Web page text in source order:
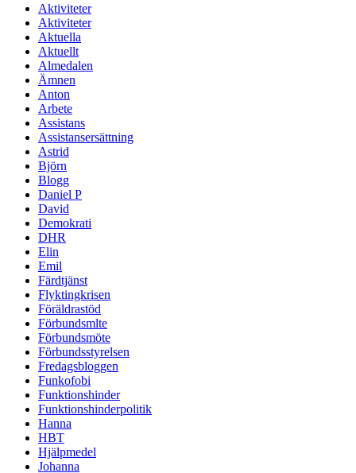
Aktiviteter
Aktiviteter
Aktuella
Aktuellt
Almedalen
Ämnen
Anton
Arbete
Assistans
Assistansersättning
Astrid
Björn
Blogg
Daniel P
David
Demokrati
DHR
Elin
Emil
Färdtjänst
Flyktingkrisen
Föräldrastöd
Förbundsmlte
Förbundsmöte
Förbundsstyrelsen
Fredagsbloggen
Funkofobi
Funktionshinder
Funktionshinderpolitik
Hanna
HBT
Hjälpmedel
Johanna